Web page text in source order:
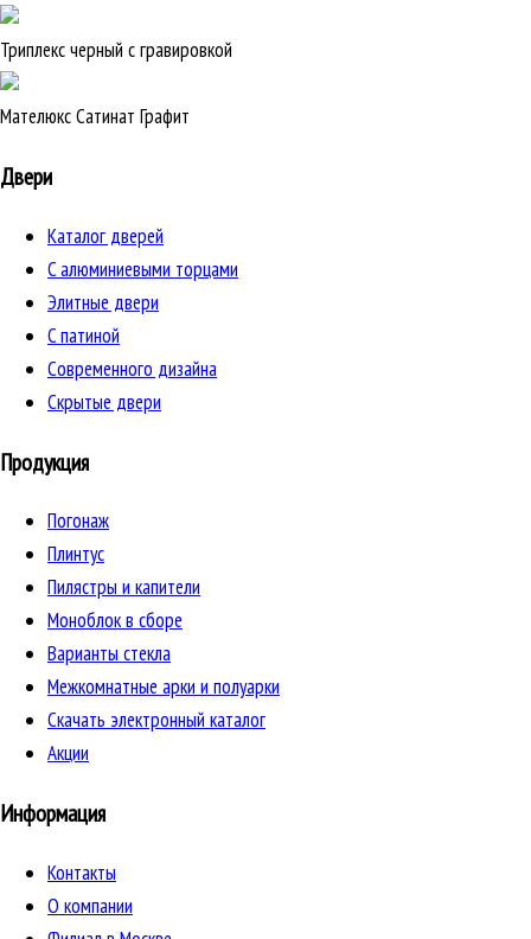
Триплекс черный с гравировкой
Мателюкс Сатинат Графит
Двери
Каталог дверей
C алюминиевыми торцами
Элитные двери
C патиной
Cовременного дизайна
Скрытые двери
Продукция
Погонаж
Плинтус
Пилястры и капители
Моноблок в сборе
Варианты стекла
Межкомнатные арки и полуарки
Скачать электронный каталог
Акции
Информация
Контакты
О компании